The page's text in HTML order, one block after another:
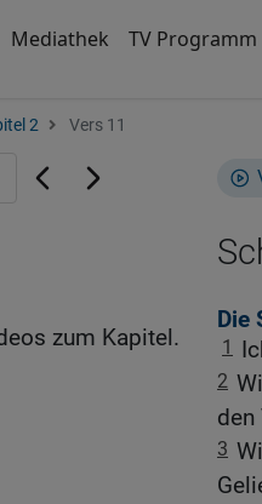
Mediathek TV Programm
2 Vers 11
Die
1
2
den
3
zum Kapitel.